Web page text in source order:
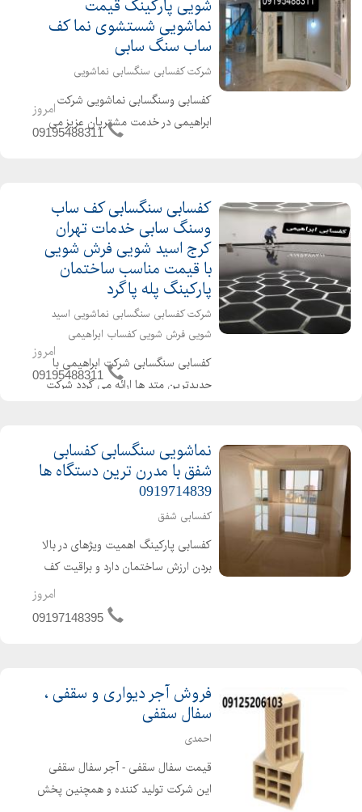
شویی پارکینگ قیمت
نماشویی شستشوی نما کف
ساب سنگ سابی
شرکت کفسابی سنگسابی نماشویی
کفسابی وسنگسابی نماشویی شرکت
ابراهیمی در خدمت مشتریان عزیز می
اداره شرکت انجام میشود کفسابی...
امروز
09195488311
کفسابی سنگسابی کف ساب
وسنگ سابی خدمات تهران
کرج اسید شویی فرش شویی
با قیمت مناسب ساختمان
پارکینگ پله پاگرد
شرکت کفسابی سنگسابی نماشویی اسید
شویی فرش شویی کفساب ابراهیمی
کفسابی سنگسابی شرکت ابراهیمی با
جدیدترین متد ها ارائه می گردد شرکت
انواع خدمات کفسابی وسنگسابی
ابراهیمی اعم از کفسابی پله پاگرد ...
امروز
09195488311
نماشویی سنگسابی کفسابی
شفق با مدرن ترین دستگاه ها
0919714839
کفسابی شفق
کفسابی پارکینگ اهمیت ویژهای در بالا
بردن ارزش ساختمان دارد و براقیت کف
پارکینگ در بازدید اول مهم می باشد. ما
در گروه بازسازی ساختمان و نظافت شفق
امروز
09197148395
فروش آجر دیواری و سقفی ،
سفال سقفی
احمدی
قیمت سفال سقفی - آجر سفال سقفی
این شرکت تولید کننده و همچنین پخش